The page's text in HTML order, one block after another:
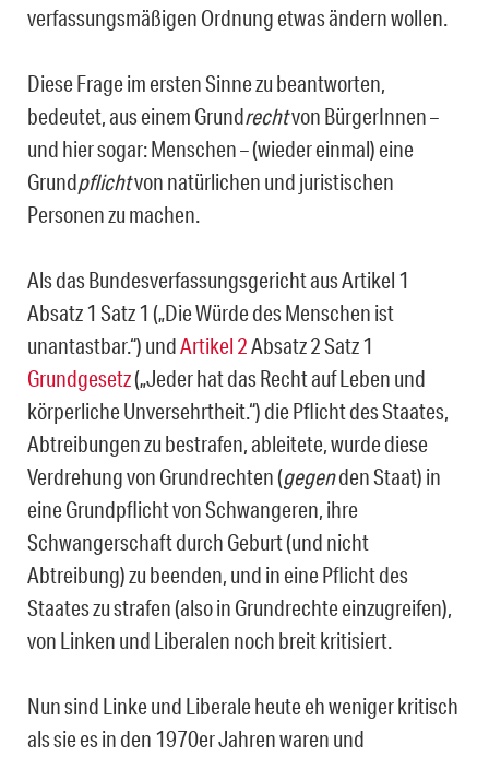
verfassungsmäßigen Ordnung etwas ändern wollen.
Diese Frage im ersten Sinne zu beantworten,
bedeutet, aus einem Grundrechtvon BürgerInnen –
und hier sogar: Menschen – (wieder einmal) eine
Grundpflichtvon natürlichen und juristischen
Personen zu machen.
Als das Bundesverfassungsgericht aus Artikel 1
Absatz 1 Satz 1 („Die Würde des Menschen ist
unantastbar.“) undArtikel 2Absatz 2 Satz 1
Grundgesetz(„Jeder hat das Recht auf Leben und
körperliche Unversehrtheit.“) die Pflicht des Staates,
Abtreibungen zu bestrafen, ableitete, wurde diese
Verdrehung von Grundrechten (gegenden Staat) in
eine Grundpflicht von Schwangeren, ihre
Schwangerschaft durch Geburt (und nicht
Abtreibung) zu beenden, und in eine Pflicht des
Staates zu strafen (also in Grundrechte einzugreifen),
von Linken und Liberalen noch breit kritisiert.
Nun sind Linke und Liberale heute eh weniger kritisch
als sie es in den 1970er Jahren waren und